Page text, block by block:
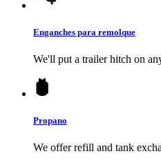
Enganches para remolque
We'll put a trailer hitch on
Propano
We offer refill and tank